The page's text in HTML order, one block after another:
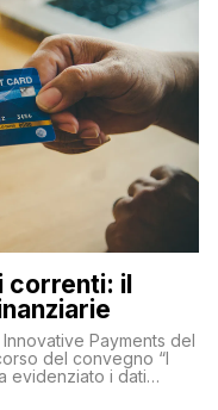
correnti: il
Payments del
del convegno “I
evidenziato i dati
alle